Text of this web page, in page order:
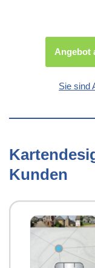
Angebot
Sie sind
Kunden